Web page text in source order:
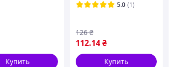
Купить
5.0 (1)
112.14₴
126 ₴
Купить